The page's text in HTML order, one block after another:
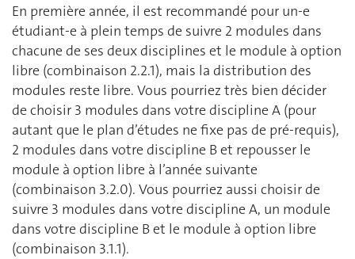
En première année, il est recommandé pour un-e
étudiant-e à plein temps de suivre 2 modules dans
chacune de ses deux disciplines et le module à option
libre (combinaison 2.2.1), mais la distribution des
modules reste libre. Vous pourriez très bien décider
de choisir 3 modules dans votre discipline A (pour
autant que le plan d’études ne fixe pas de pré-requis),
2 modules dans votre discipline B et repousser le
module à option libre à l’année suivante
(combinaison 3.2.0). Vous pourriez aussi choisir de
suivre 3 modules dans votre discipline A, un module
dans votre discipline B et le module à option libre
(combinaison 3.1.1).